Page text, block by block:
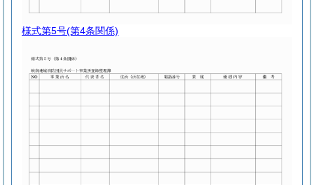
様式第5号(第4条関係)